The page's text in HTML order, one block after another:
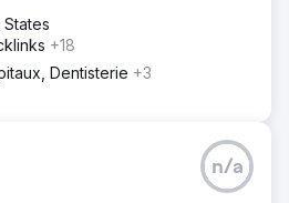
+18
Dentisterie +3
n/a